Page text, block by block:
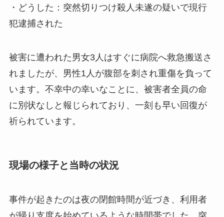
・どうした：突然切りつけ殺人未遂の疑いで現行
犯逮捕された
被害に遭われた男女3人はすぐに病院へ救急搬送さ
れましたが、男性1人が腹部を刺され重傷を負って
います。不幸中の幸いなことに、被害者全員の命
に別状なしと報じられており、一刻も早い回復が
祈られています。
現場の様子と当時の状況
事件が起きたのは夜の閉館時間が近づき、利用者